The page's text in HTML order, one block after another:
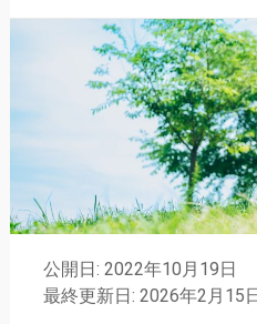
公開日: 2022年10月19日
最終更新日: 2026年2月15日